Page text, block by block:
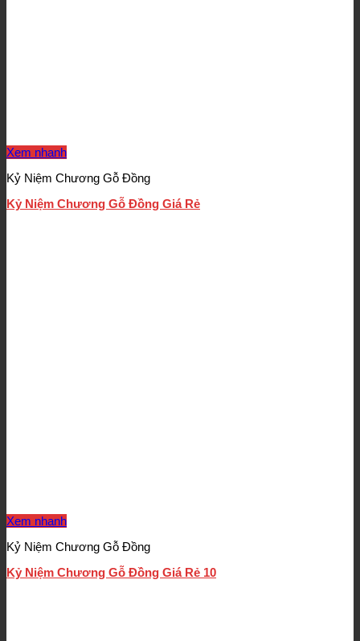
Xem nhanh
Kỷ Niệm Chương Gỗ Đồng
Kỷ Niệm Chương Gỗ Đồng Giá Rẻ
Xem nhanh
Kỷ Niệm Chương Gỗ Đồng
Kỷ Niệm Chương Gỗ Đồng Giá Rẻ 10